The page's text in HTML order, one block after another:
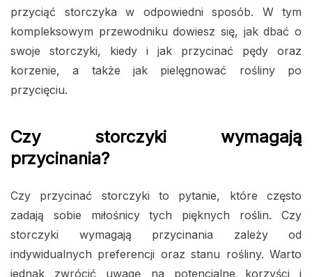
przyciąć storczyka w odpowiedni sposób. W tym
kompleksowym przewodniku dowiesz się, jak dbać o
swoje storczyki, kiedy i jak przycinać pędy oraz
korzenie, a także jak pielęgnować rośliny po
przycięciu.
Czy storczyki wymagają
przycinania?
Czy przycinać storczyki to pytanie, które często
zadają sobie miłośnicy tych pięknych roślin. Czy
storczyki wymagają przycinania zależy od
indywidualnych preferencji oraz stanu rośliny. Warto
jednak zwrócić uwagę na potencjalne korzyści i